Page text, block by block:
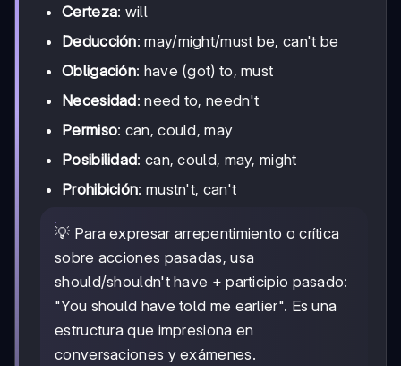
Certeza: will
Deducción: may/might/must be, can't be
Obligación: have (got) to, must
Necesidad: need to, needn't
Permiso: can, could, may
Posibilidad: can, could, may, might
Prohibición: mustn't, can't
💡 Para expresar arrepentimiento o crítica
sobre acciones pasadas, usa
should/shouldn't have + participio pasado:
"You should have told me earlier". Es una
estructura que impresiona en
conversaciones y exámenes.